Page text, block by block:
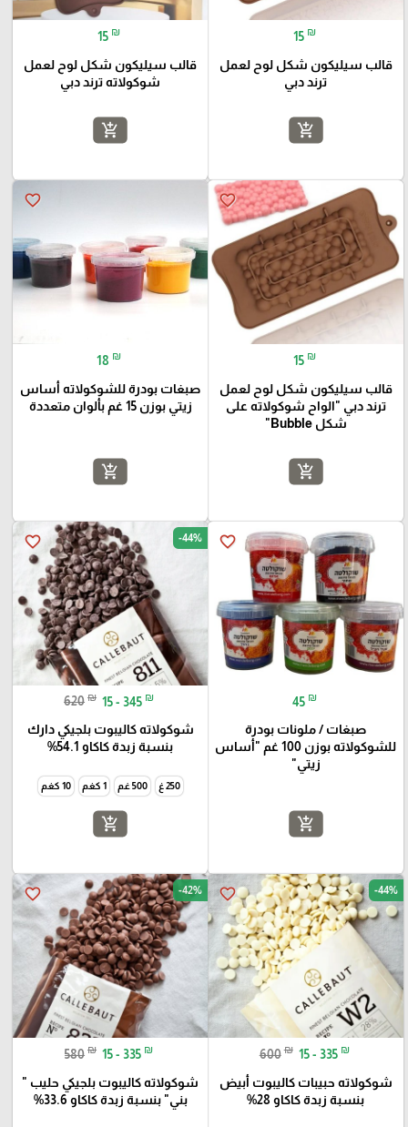
15 ₪
قالب سيليكون شكل لوح لعمل
ترند دبي
add_shopping_cart
15 ₪
قالب سيليكون شكل لوح لعمل
شوكولاته ترند دبي
add_shopping_cart
favorite_border
15 ₪
قالب سيليكون شكل لوح لعمل
ترند دبي "الواح شوكولاته على
شكل Bubble"
add_shopping_cart
favorite_border
18 ₪
صبغات بودرة للشوكولاته أساس
زيتي بوزن 15 غم بألوان متعددة
add_shopping_cart
favorite_border
45 ₪
صبغات / ملونات بودرة
للشوكولاته بوزن 100 غم "أساس
زيتي"
add_shopping_cart
favorite_border -44%
620 ₪ 15 - 345 ₪
شوكولاته كاليبوت بلجيكي دارك
بنسبة زبدة كاكاو 54.1%
250 غ 500 غم 1 كغم 10 كغم
add_shopping_cart
favorite_border -44%
600 ₪ 15 - 335 ₪
شوكولاته حبيبات كاليبوت أبيض
بنسبة زبدة كاكاو 28%
favorite_border -42%
580 ₪ 15 - 335 ₪
شوكولاته كاليبوت بلجيكي حليب "
بني" بنسبة زبدة كاكاو 33.6%